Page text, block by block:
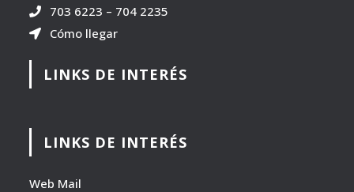
703 6223 – 704 2235
Cómo llegar
LINKS DE INTERÉS
LINKS DE INTERÉS
Web Mail